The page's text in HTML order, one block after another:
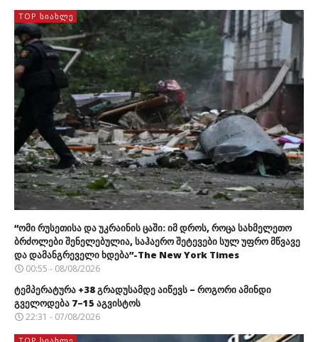
TOP ᲡᲘᲐᲮᲚᲔ
“ომი რუსეთისა და უკრაინის ცაში: იმ დროს, როცა სახმელეთო
ბრძოლები შენელებულია, საჰაერო შეტევები სულ უფრო მწვავე
და დამანგრეველი ხდება”-The New York Times
00:55 - 08/08/2026
ტემპერატურა +38 გრადუსამდე აიწევს – როგორი ამინდი
გველოდება 7–15 აგვისტოს
22:31 - 07/08/2026